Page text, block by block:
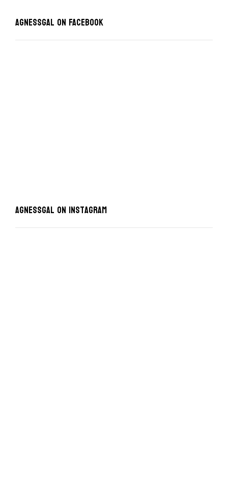
Agnessgal on Facebook
AgnessGal on Instagram